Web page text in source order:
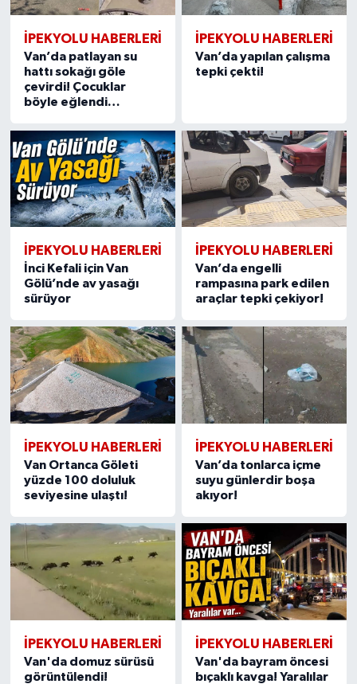
İPEKYOLU HABERLERİ
Van’da patlayan su
hattı sokağı göle
çevirdi! Çocuklar
böyle eğlendi…
İPEKYOLU HABERLERİ
Van’da yapılan çalışma
tepki çekti!
İPEKYOLU HABERLERİ
İnci Kefali için Van
Gölü’nde av yasağı
sürüyor
İPEKYOLU HABERLERİ
Van’da engelli
rampasına park edilen
araçlar tepki çekiyor!
İPEKYOLU HABERLERİ
Van Ortanca Göleti
yüzde 100 doluluk
seviyesine ulaştı!
İPEKYOLU HABERLERİ
Van’da tonlarca içme
suyu günlerdir boşa
akıyor!
İPEKYOLU HABERLERİ
Van'da domuz sürüsü
görüntülendi!
İPEKYOLU HABERLERİ
Van'da bayram öncesi
bıçaklı kavga! Yaralılar